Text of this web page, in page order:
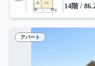
14階 /
アパート